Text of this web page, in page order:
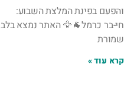
והפעם בפינת המלצת השבוע:
חי-בר כרמל🐐🦅 האתר נמצא בלב
שמורת
קרא עוד »